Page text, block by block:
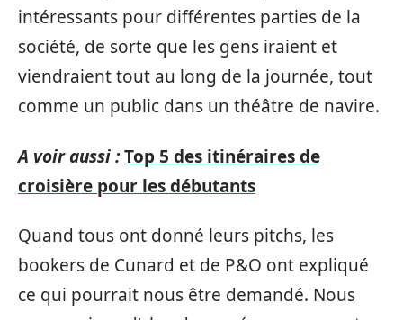
intéressants pour différentes parties de la
société, de sorte que les gens iraient et
viendraient tout au long de la journée, tout
comme un public dans un théâtre de navire.
A voir aussi :Top 5 des itinéraires de
croisière pour les débutants
Quand tous ont donné leurs pitchs, les
bookers de Cunard et de P&O ont expliqué
ce qui pourrait nous être demandé. Nous